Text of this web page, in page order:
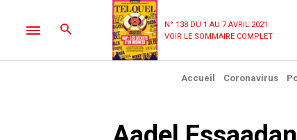
N° 138 DU 1 AU 7 AVRIL 2021
VOIR LE SOMMAIRE COMPLET
Accueil Coronavirus